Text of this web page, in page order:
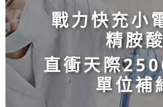
戰力快充小
精胺
直衝天際
單位補